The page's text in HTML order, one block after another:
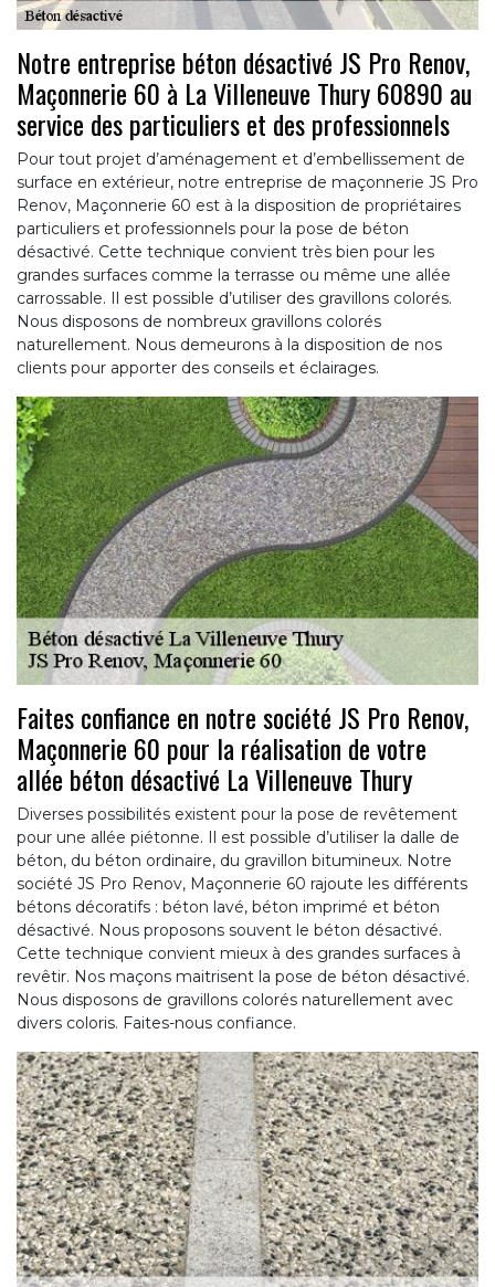
Notre entreprise béton désactivé JS Pro Renov,
Maçonnerie 60 à La Villeneuve Thury 60890 au
service des particuliers et des professionnels
Pour tout projet d’aménagement et d’embellissement de
surface en extérieur, notre entreprise de maçonnerie JS Pro
Renov, Maçonnerie 60 est à la disposition de propriétaires
particuliers et professionnels pour la pose de béton
désactivé. Cette technique convient très bien pour les
grandes surfaces comme la terrasse ou même une allée
carrossable. Il est possible d’utiliser des gravillons colorés.
Nous disposons de nombreux gravillons colorés
naturellement. Nous demeurons à la disposition de nos
clients pour apporter des conseils et éclairages.
Faites confiance en notre société JS Pro Renov,
Maçonnerie 60 pour la réalisation de votre
allée béton désactivé La Villeneuve Thury
Diverses possibilités existent pour la pose de revêtement
pour une allée piétonne. Il est possible d’utiliser la dalle de
béton, du béton ordinaire, du gravillon bitumineux. Notre
société JS Pro Renov, Maçonnerie 60 rajoute les différents
bétons décoratifs : béton lavé, béton imprimé et béton
désactivé. Nous proposons souvent le béton désactivé.
Cette technique convient mieux à des grandes surfaces à
revêtir. Nos maçons maitrisent la pose de béton désactivé.
Nous disposons de gravillons colorés naturellement avec
divers coloris. Faites-nous confiance.